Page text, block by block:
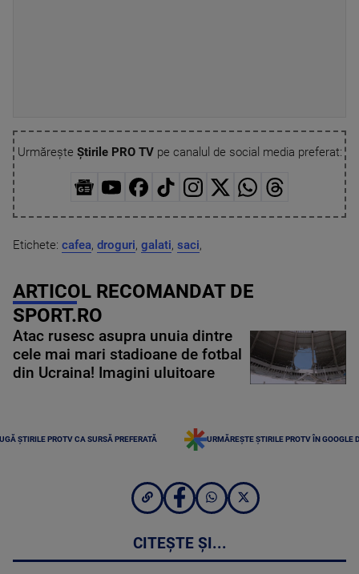
Urmărește Știrile PRO TVpe canalul de social media preferat:
Etichete: cafea, droguri, galati, saci,
ARTICOL RECOMANDAT DE
SPORT.RO
Atac rusesc asupra unuia dintre
cele mai mari stadioane de fotbal
din Ucraina! Imagini uluitoare
ȘTIRILE PROTV CA SURSĂ PREFERATĂ URMĂREȘTE ȘTIRILE PROTV ÎN GOOGLE
CITEȘTE ȘI...